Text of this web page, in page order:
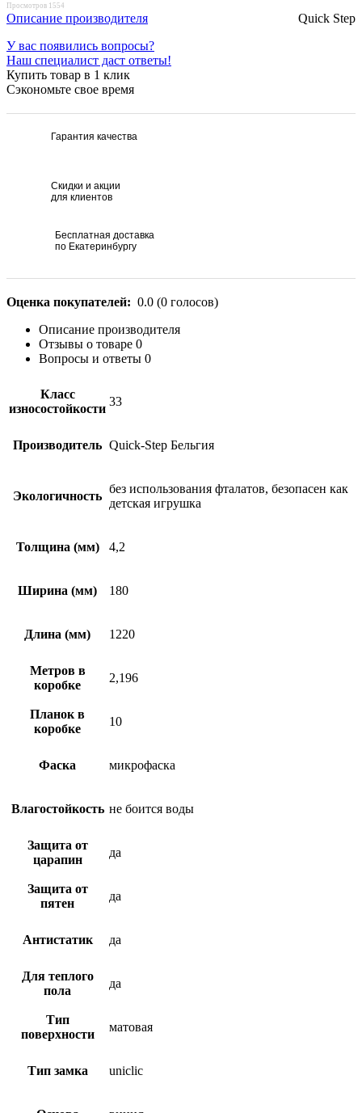
Просмотров 1554
Quick Step
Описание производителя
У вас появились вопросы?
Наш специалист даст ответы!
Купить товар в 1 клик
Сэкономьте свое время
Гарантия качества
Скидки и акции
для клиентов
Бесплатная доставка
по Екатеринбургу
Оценка покупателей: 0.0 (0 голосов)
Описание производителя
Отзывы о товаре 0
Вопросы и ответы 0
Класс
износостойкости
33
Производитель Quick-Step Бельгия
Экологичность
без использования фталатов, безопасен как
детская игрушка
Толщина (мм) 4,2
Ширина (мм) 180
Длина (мм) 1220
Метров в
коробке
2,196
Планок в
коробке
10
Фаска микрофаска
Влагостойкость не боится воды
Защита от
царапин
да
Защита от
пятен
да
Антистатик да
Для теплого
пола
да
Тип
поверхности
матовая
Тип замка uniclic